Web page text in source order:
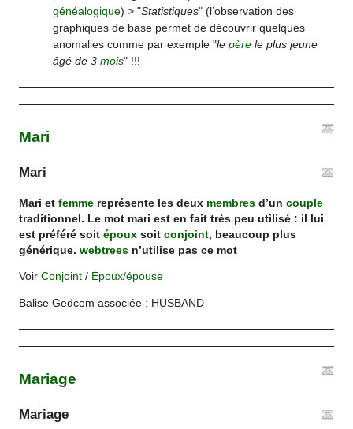
généalogique) > "Statistiques" (l’observation des
graphiques de base permet de découvrir quelques
anomalies comme par exemple "lepère le plus jeune
âgé de 3mois" !!!
Mari
Mari
Mari etfemme représente les deux membres d’uncouple
traditionnel. Le mot mari est en fait très peu utilisé : il lui
est préféré soitépoux soitconjoint, beaucoup plus
générique.webtrees n’utilise pas ce mot
VoirConjoint / Époux/épouse
Balise Gedcom associée : HUSBAND
Mariage
Mariage